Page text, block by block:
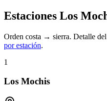
Estaciones Los
Orden costa → sierra. Detalle
por estación.
1
Los Mochis